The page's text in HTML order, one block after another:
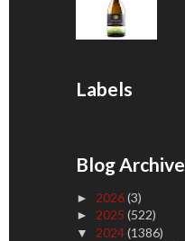
Labels
Blog Archive
► 2026(3)
► 2025 (522)
▼ 2024(1386)